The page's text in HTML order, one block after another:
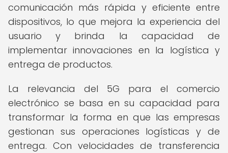
comunicación más rápida y eficiente entre
dispositivos, lo que mejora la experiencia del
usuario y brinda la capacidad de
implementar innovaciones en la logística y
entrega de productos.
La relevancia del 5G para el comercio
electrónico se basa en su capacidad para
transformar la forma en que las empresas
gestionan sus operaciones logísticas y de
entrega. Con velocidades de transferencia